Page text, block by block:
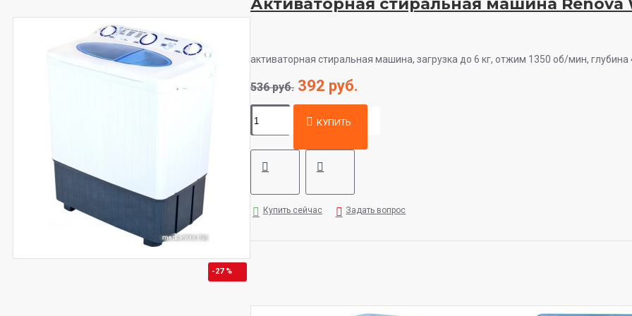
-27 %
Активаторная стиральная машина Renova
активаторная стиральная машина, загрузка до 6 кг, отжим 1350 об/мин,
536 руб. 392 руб.
КУПИТЬ
Купить сейчас Задать вопрос